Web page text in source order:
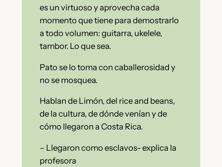
es un virtuoso y aprovecha cada
momento que tiene para demostrarlo
a todo volumen: guitarra, ukelele,
tambor. Lo que sea.
Pato se lo toma con caballerosidad y
no se mosquea.
Hablan de Limón, del rice and beans,
de la cultura, de dónde venían y de
cómo llegaron a Costa Rica.
– Llegaron como esclavos- explica la
profesora